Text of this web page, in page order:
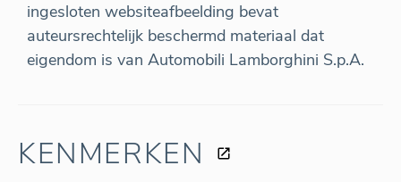
ingesloten websiteafbeelding bevat
auteursrechtelijk beschermd materiaal dat
eigendom is van Automobili Lamborghini S.p.A.
KENMERKEN